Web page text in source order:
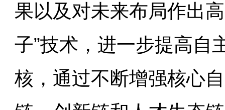
果以及对未来布局作出
子”技术，进一步提高自
核，通过不断增强核心